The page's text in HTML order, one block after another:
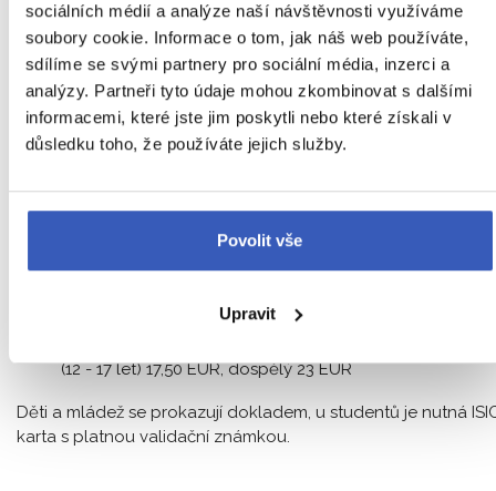
sociálních médií a analýze naší návštěvnosti využíváme
soubory cookie. Informace o tom, jak náš web používáte,
sdílíme se svými partnery pro sociální média, inzerci a
analýzy. Partneři tyto údaje mohou zkombinovat s dalšími
informacemi, které jste jim poskytli nebo které získali v
důsledku toho, že používáte jejich služby.
Povolit vše
Upravit
Podrobnosti ke vstupnému
Vstupné na místě
Eiffelova věž, 3. patro: dítě (4 - 11 let) 9,10 EUR, mládež
plavba lodí po Seině: 17 EUR
(12 - 17 let) 17,50 EUR, dospělý 23 EUR
Děti a mládež se prokazují dokladem, u studentů je nutná
karta s platnou validační známkou.